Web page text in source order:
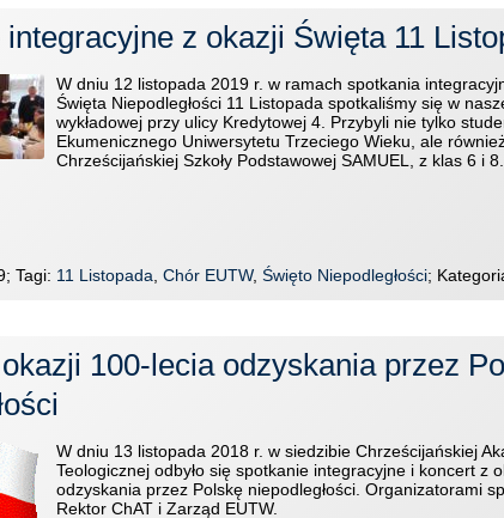
z okazji Święta 11
W dniu 12 listopada 2019 r. w ramach spotkania
Święta Niepodległości 11 Listopada spotkaliśmy się w
wykładowej przy ulicy Kredytowej 4. Przybyli nie tylko
Ekumenicznego Uniwersytetu Trzeciego Wieku, ale
Chrześcijańskiej Szkoły Podstawowej SAMUEL, z klas 6 i 8.
Tagi: 11 Listopada Chór EUTW, Święto Niepodległości;
100-lecia odzyskania przez
W dniu 13 listopada 2018 r. w siedzibie Chrześcijańskiej
Teologicznej odbyło się spotkanie integracyjne i koncert z
odzyskania przez Polskę niepodległości. Organizatorami
Rektor ChAT i Zarząd EUTW.